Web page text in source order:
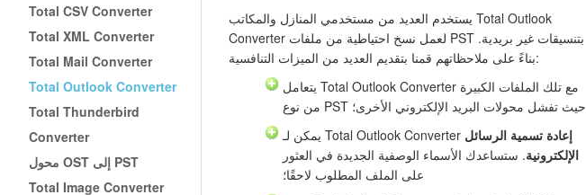
Total CSV Converter
Total XML Converter
Total Mail Converter
Total Outlook Converter
Total Thunderbird
Converter
محول OST إلى PST
Total Image Converter
يستخدم العديد من مستخدمي المنازل والمكاتب Total Outlook
Converter لعمل نسخ احتياطية من ملفات PST بتنسيقات غير بريدية.
بناءً على ملاحظاتهم قمنا بتقديم العديد من الميزات التنافسية:
يتعامل Total Outlook Converter مع تلك الملفات الكبيرة
من نوع PST حيث تفشل محولات البريد الإلكتروني الأخرى؛
يمكن لـ Total Outlook Converter إعادة تسمية الرسائل
الإلكترونية. ستساعدك الأسماء الوصفية الجديدة في العثور
على الملف المطلوب لاحقًا؛